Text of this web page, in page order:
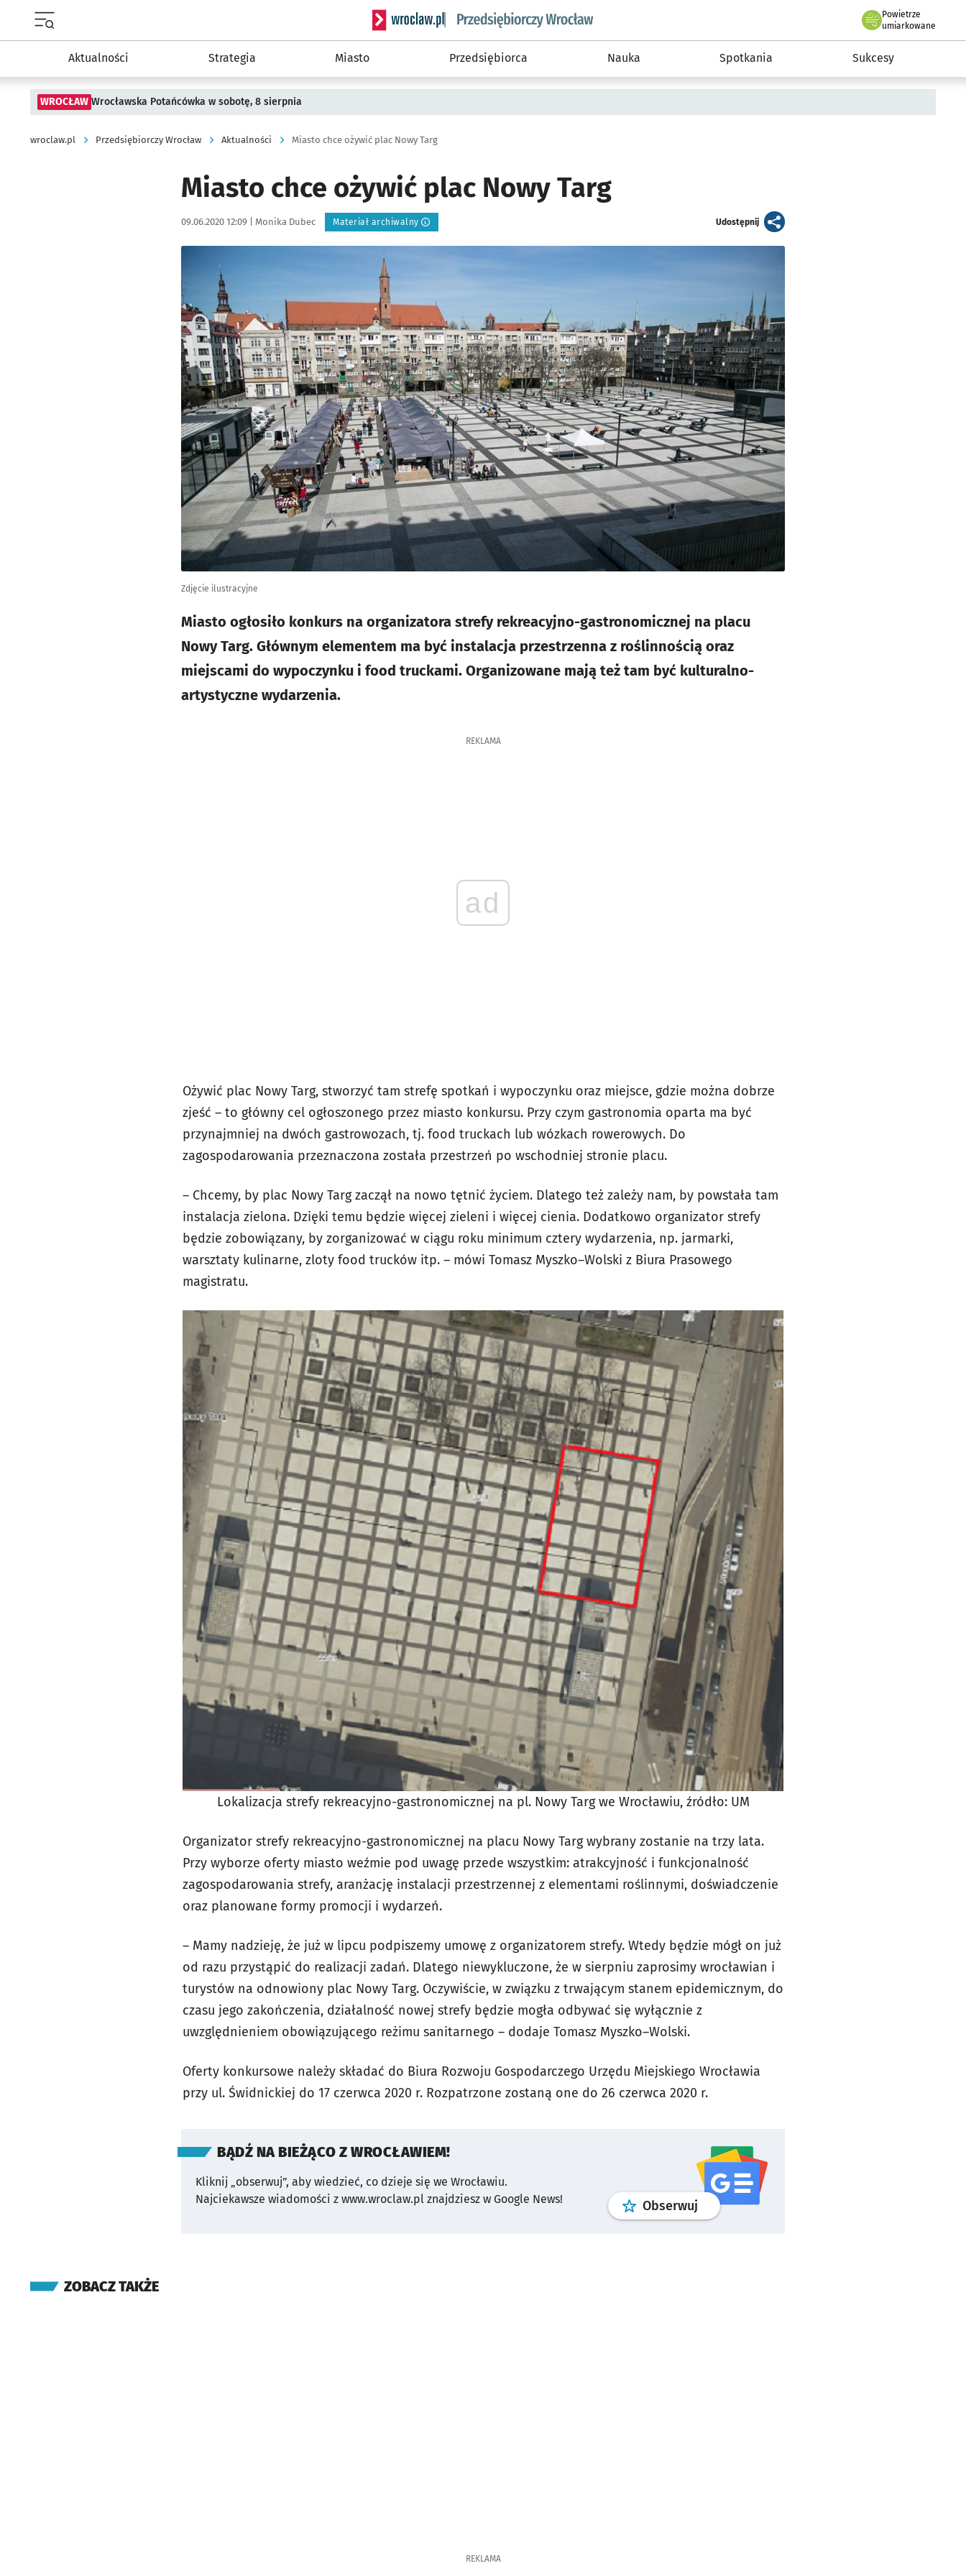
Serwis informacyjny wroclaw.pl podserwis: Strategia rozwoju przedsiębiorczości miasta Wrocławia
Powietrze
we Wrocławiu
umiarkowane
Aktualności Strategia Miasto Przedsiębiorca Nauka Spotkania Sukcesy
WROCŁAW Wrocławska Potańcówka w sobotę, 8 sierpnia
wroclaw.pl Przedsiębiorczy Wrocław Aktualności Miasto chce ożywić plac Nowy Targ
Miasto chce ożywić plac Nowy Targ
Data publikacji:
09.06.2020 12:09 | Autor:
Monika Dubec Materiał archiwalny Udostępnijartykuł
Zdjęcie ilustracyjne
Miasto ogłosiło konkurs na organizatora strefy rekreacyjno-gastronomicznej na placu
Nowy Targ. Głównym elementem ma być instalacja przestrzenna z roślinnością oraz
miejscami do wypoczynku i food truckami. Organizowane mają też tam być kulturalno-
artystyczne wydarzenia.
REKLAMA
ad
Ożywić plac Nowy Targ, stworzyć tam strefę spotkań i wypoczynku oraz miejsce, gdzie można dobrze
zjeść – to główny cel ogłoszonego przez miasto konkursu. Przy czym gastronomia oparta ma być
przynajmniej na dwóch gastrowozach, tj. food truckach lub wózkach rowerowych. Do
zagospodarowania przeznaczona została przestrzeń po wschodniej stronie placu.
– Chcemy, by plac Nowy Targ zaczął na nowo tętnić życiem. Dlatego też zależy nam, by powstała tam
instalacja zielona. Dzięki temu będzie więcej zieleni i więcej cienia. Dodatkowo organizator strefy
będzie zobowiązany, by zorganizować w ciągu roku minimum cztery wydarzenia, np. jarmarki,
warsztaty kulinarne, zloty food trucków itp. – mówi Tomasz Myszko–Wolski z Biura Prasowego
magistratu.
Lokalizacja strefy rekreacyjno-gastronomicznej na pl. Nowy Targ we Wrocławiu, źródło: UM
Organizator strefy rekreacyjno-gastronomicznej na placu Nowy Targ wybrany zostanie na trzy lata.
Przy wyborze oferty miasto weźmie pod uwagę przede wszystkim: atrakcyjność i funkcjonalność
zagospodarowania strefy, aranżację instalacji przestrzennej z elementami roślinnymi, doświadczenie
oraz planowane formy promocji i wydarzeń.
– Mamy nadzieję, że już w lipcu podpiszemy umowę z organizatorem strefy. Wtedy będzie mógł on już
od razu przystąpić do realizacji zadań. Dlatego niewykluczone, że w sierpniu zaprosimy wrocławian i
turystów na odnowiony plac Nowy Targ. Oczywiście, w związku z trwającym stanem epidemicznym, do
czasu jego zakończenia, działalność nowej strefy będzie mogła odbywać się wyłącznie z
uwzględnieniem obowiązującego reżimu sanitarnego – dodaje Tomasz Myszko–Wolski.
Oferty konkursowe należy składać do Biura Rozwoju Gospodarczego Urzędu Miejskiego Wrocławia
przy ul. Świdnickiej do 17 czerwca 2020 r. Rozpatrzone zostaną one do 26 czerwca 2020 r.
BĄDŹ NA BIEŻĄCO Z WROCŁAWIEM!
Kliknij „obserwuj”, aby wiedzieć, co dzieje się we Wrocławiu.
Najciekawsze wiadomości z www.wroclaw.pl znajdziesz w Google News!
Obserwuj profilgoogle news
ZOBACZ TAKŻE
REKLAMA